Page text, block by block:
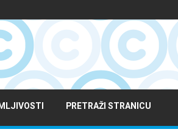
PRETRAŽI STRANICU